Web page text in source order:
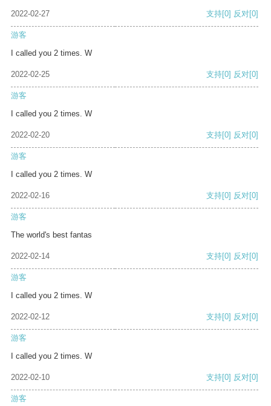
2022-02-27 支持[0] 反对[0]
游客
I called you 2 times. W
2022-02-25 支持[0] 反对[0]
游客
I called you 2 times. W
2022-02-20 支持[0] 反对[0]
游客
I called you 2 times. W
2022-02-16 支持[0] 反对[0]
游客
The world's best fantas
2022-02-14 支持[0] 反对[0]
游客
I called you 2 times. W
2022-02-12 支持[0] 反对[0]
游客
I called you 2 times. W
2022-02-10 支持[0] 反对[0]
游客